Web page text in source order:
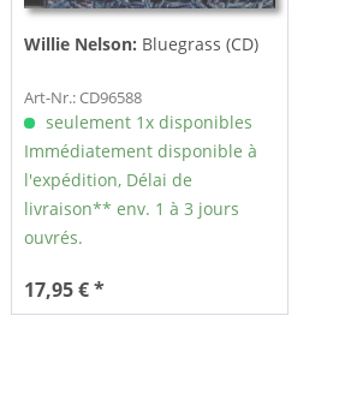
Willie Nelson: Bluegrass (CD)
Art-Nr.: CD96588
seulement 1x disponibles
Immédiatement disponible à
l'expédition, Délai de
livraison** env. 1 à 3 jours
ouvrés.
17,95 € *